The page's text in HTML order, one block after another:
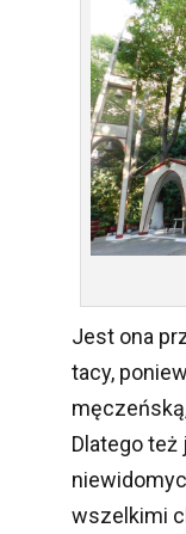
Jest ona
tacy,
Dlatego
wszelkimi